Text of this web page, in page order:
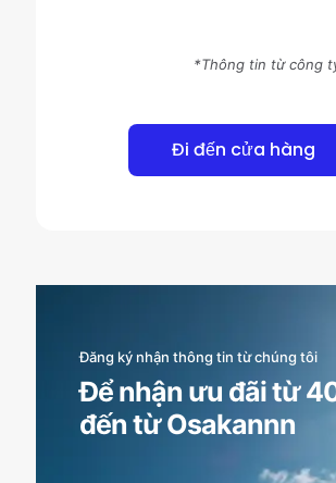
*Thông tin từ công
Đi đến cửa hàng
Đăng ký nhận thông tin từ chúng tôi
Để nhận ưu đãi từ
đến từ Osakannn